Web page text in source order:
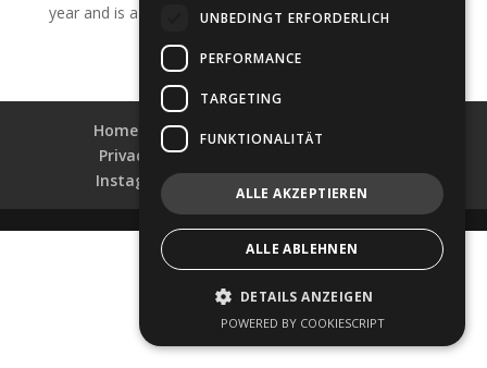
year and is a unique selling point. Of course, it is all...
Home Collections
Shop-Finder
Privacy & Data Security
Instagram
Facebook LinkedIn
English
UNBEDINGT ERFORDERLICH
PERFORMANCE
TARGETING
FUNKTIONALITÄT
ALLE AKZEPTIEREN
ALLE ABLEHNEN
DETAILS ANZEIGEN
POWERED BY COOKIESCRIPT